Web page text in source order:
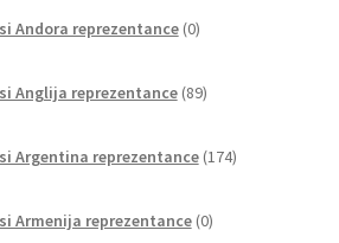
Andora reprezentance 0izdelkov
Anglija reprezentance 89izdelkov
Argentina reprezentance 174izdelkov
Armenija reprezentance 0izdelkov